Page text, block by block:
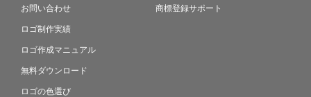
お問い合わせ
ロゴ制作実績
ロゴ作成マニュアル
無料ダウンロード
ロゴの色選び
商標登録サポート